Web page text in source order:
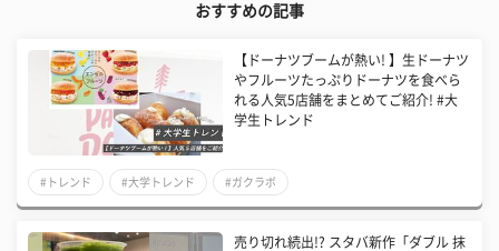
おすすめの記事
【ドーナツブームが熱い! 】生ドーナツ
やフルーツたっぷりドーナツを食べら
れる人気5店舗をまとめてご紹介! #大
学生トレンド
#トレンド #大学トレンド #ガクラボ
売り切れ続出!? スタバ新作「ダブル 抹